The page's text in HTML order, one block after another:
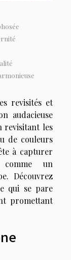
revisités et
audacieuse
revisitant les
de couleurs
à capturer
un
Découvrez
qui se pare
promettant